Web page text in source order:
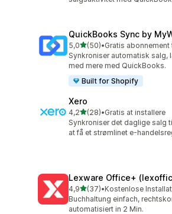
QuickBooks Sync by
5,0ud af 5 stjerner
(50)
50 anmeldelser i alt
•
Synkroniser automatisk salg,
med mere med QuickBooks.
Built for Shopify
Xero
4,2ud af 5 stjerner
(28)
28 anmeldelser i alt
•Gratis at installere
Synkroniser det daglige salg
at få et strømlinet e-
Lexware Office+
4,9ud af 5 stjerner
(37)
37 anmeldelser i alt
•Kostenlose
Buchhaltung einfach,
automatisiert in 2 Min.